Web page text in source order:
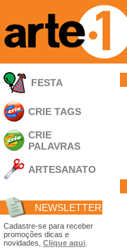
FESTA
CRIE TAGS
CRIE
PALAVRAS
ARTESANATO
Acrílico
Porta Retratos
Ferramentas
- Carimbões
NEWSLETTER
Cadastre-se para receber
promoções dicas e
novidades, Clique aqui